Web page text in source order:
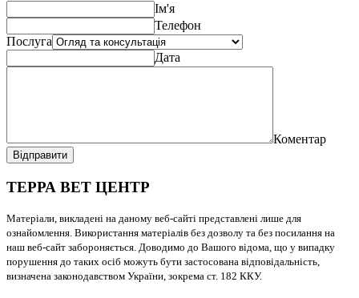
Ім'я
Телефон
Послуга
Дата
Коментар
Відправити
ТЕРРА ВЕТ ЦЕНТР
Матеріали, викладені на даному веб-сайті представлені лише для
ознайомлення. Використання матеріалів без дозволу та без посилання на
наш веб-сайт забороняється. Доводимо до Вашого відома, що у випадку
порушення до таких осіб можуть бути застосована відповідальність,
визначена законодавством України, зокрема ст. 182 ККУ.